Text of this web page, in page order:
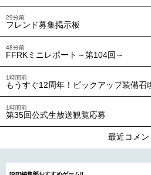
29分前
フレンド募集掲示板
48分前
FFRKミニレポート～第104回～
1時間前
もうすぐ12周年！ピックアップ装備召
1時間前
第35回公式生放送観覧応募
最近コメ